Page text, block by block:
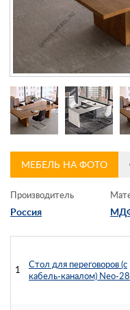
Заказ каталога
Контакты
Заказать обратный звонок
МЕБЕЛЬ НА ФОТО
Производитель
Россия
1
Стол для переговоров (с
кабель-каналом) Neo-